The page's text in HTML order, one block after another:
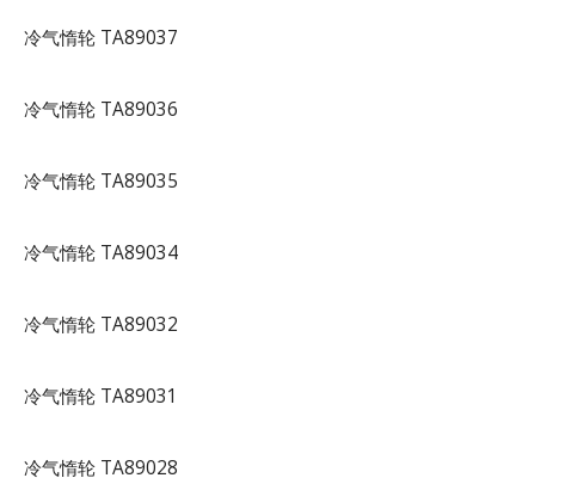
冷气惰轮 TA89037
冷气惰轮 TA89036
冷气惰轮 TA89035
冷气惰轮 TA89034
冷气惰轮 TA89032
冷气惰轮 TA89031
冷气惰轮 TA89028